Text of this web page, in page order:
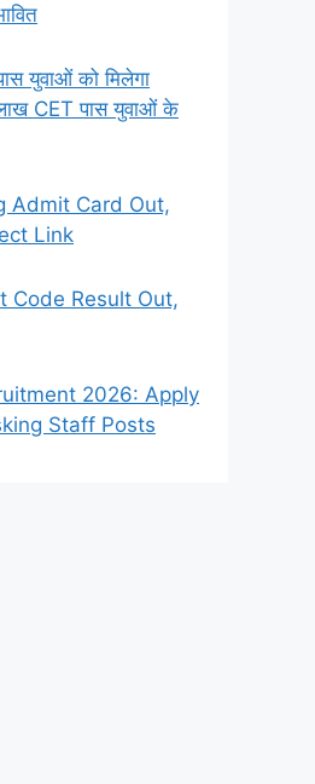
युवाओं को मिलेगा
CET पास युवाओं के
Admit Card Out,
Link
Code Result Out,
2026: Apply
Staff Posts